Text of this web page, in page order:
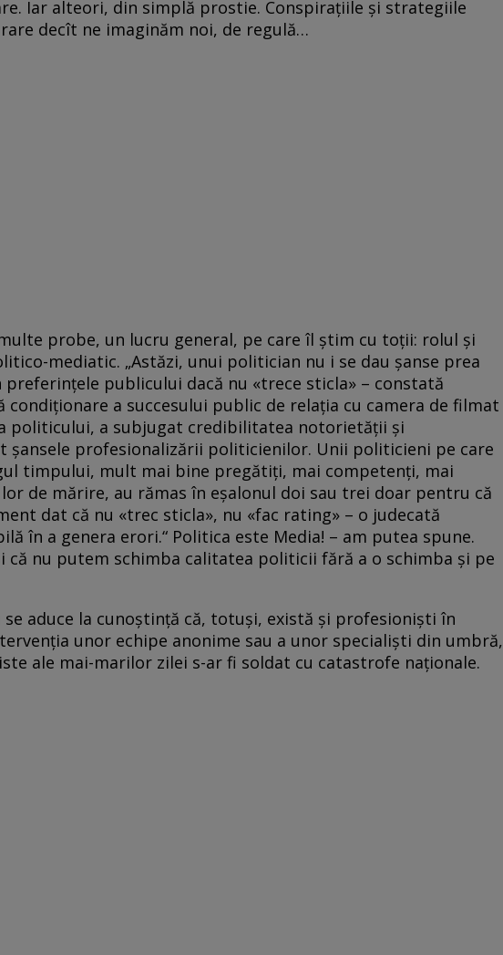
Iar alteori, din simplă prostie. Conspiraţiile şi strategiile
decît ne imaginăm noi, de regulă…
probe, un lucru general, pe care îl ştim cu toţii: rolul şi
mediatic. „Astăzi, unui politician nu i se dau şanse prea
preferinţele publicului dacă nu «trece sticla» – constată
condiţionare a succesului public de relaţia cu camera de filmat
politicului, a subjugat credibilitatea notorietăţii şi
şansele profesionalizării politicienilor. Unii politicieni pe care
timpului, mult mai bine pregătiţi, mai competenţi, mai
de mărire, au rămas în eşalonul doi sau trei doar pentru că
dat că nu «trec sticla», nu «fac rating» – o judecată
în a genera erori.“ Politica este Media! – am putea spune.
că nu putem schimba calitatea politicii fără a o schimba şi pe
se aduce la cunoştinţă că, totuşi, există şi profesionişti în
unor echipe anonime sau a unor specialişti din umbră,
ale mai-marilor zilei s-ar fi soldat cu catastrofe naţionale.